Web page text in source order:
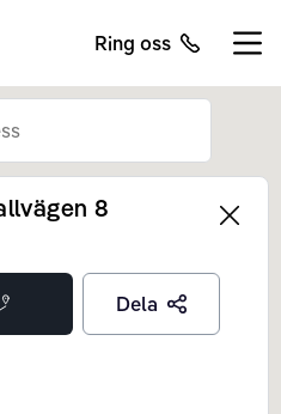
Ring oss
Left
8
Dela